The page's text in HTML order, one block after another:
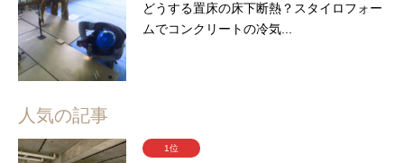
どうする置床の床下断熱？スタイロフォー
ムでコンクリートの冷気...
人気の記事
1位